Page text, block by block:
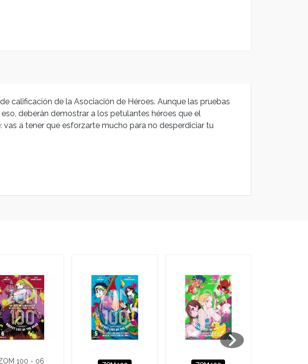
calificación de la Asociación de Héroes. Aunque las pruebas
deberán demostrar a los petulantes héroes que el
a tener que esforzarte mucho para no desperdiciar tu
100 - 06